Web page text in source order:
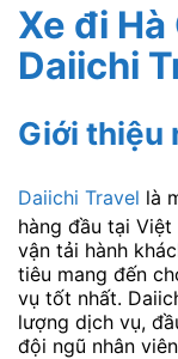
Xe đi
Daiichi
Giới thiệu
Daiichi Travel là
hàng đầu tại
vận tải hành
tiêu mang đến
vụ tốt nhất.
lượng dịch vụ,
đội ngũ nhân